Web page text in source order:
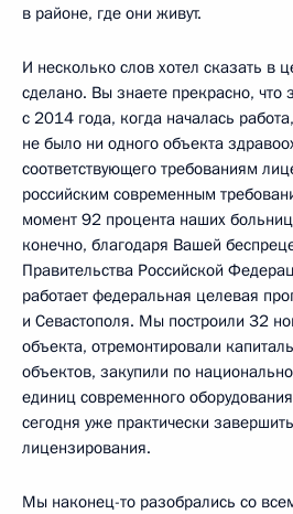
в районе, где они живут.
И несколько слов хотел сказать в
сделано. Вы знаете прекрасно, что
с 2014 года, когда началась
не было ни одного объекта
соответствующего требованиям
российским современным
момент 92 процента наших
конечно, благодаря Вашей
Правительства Российской
работает федеральная целевая
и Севастополя. Мы построили 32
объекта, отремонтировали
объектов, закупили по
единиц современного
сегодня уже практически
лицензирования.
Мы наконец-то разобрались со